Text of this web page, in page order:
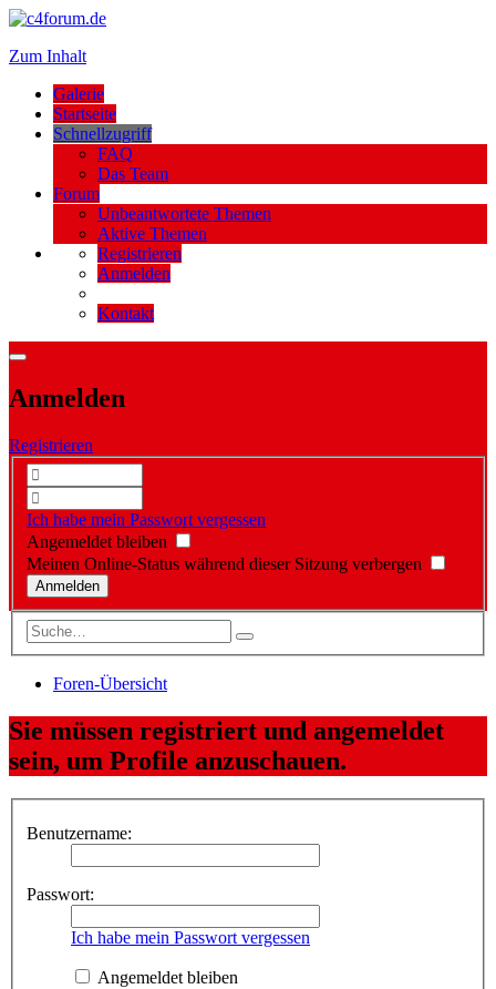
Zum Inhalt
Galerie
Startseite
Schnellzugriff
FAQ
Das Team
Forum
Unbeantwortete Themen
Aktive Themen
Registrieren
Anmelden
Kontakt
Anmelden
Registrieren
Ich habe mein Passwort vergessen
Angemeldet bleiben
Meinen Online-Status während dieser Sitzung verbergen
Foren-Übersicht
Sie müssen registriert und angemeldet
sein, um Profile anzuschauen.
Benutzername:
Passwort:
Ich habe mein Passwort vergessen
Angemeldet bleiben